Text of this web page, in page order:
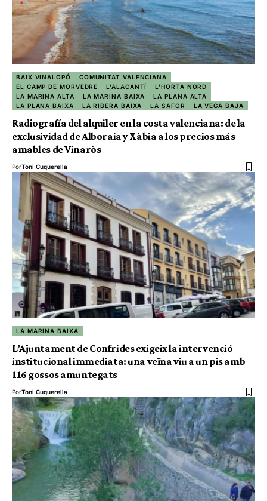
BAIX VINALOPÓ
COMUNITAT VALENCIANA
EL CAMP DE MORVEDRE
L'ALACANTÍ
L'HORTA NORD
LA MARINA ALTA
LA MARINA BAIXA
LA PLANA ALTA
LA PLANA BAIXA
LA RIBERA BAIXA LA SAFOR LA VEGA BAJA
Radiografía del alquiler en la costa valenciana: de la
exclusividad de Alboraia y Xàbia a los precios más
amables de Vinaròs
PorToni Cuquerella
LA MARINA BAIXA
L’Ajuntament de Confrides exigeix la intervenció
institucional immediata: una veïna viu a un pis amb
116 gossos amuntegats
PorToni Cuquerella